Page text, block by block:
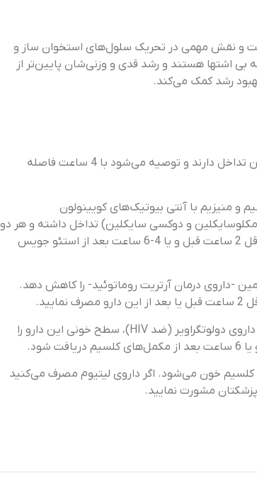
و نقش مهمی در تحریک سلول‌های استخوان ساز و
اشتها هستند و رشد قدی و وزنی‌شان پایین‌تر از
رشد کمک می‌کند.
لووتیروکسین: مکمل‌های حاوی کلسیم با جذب لووتیروکسین تداخل دارند و توصیه می‌شود با 4 ساعت فاصله
منیزیم با آنتی بیوتیک‌های کویینولون
و دوکسی سایکلین) تداخل داشته و هر دو
جذب یکدیگر را کاهش می‌دهند. این آنتی بیوتیک‌ها را حداقل 2 ساعت قبل و یا 4-6 ساعت بعد از استئو جویس
-داروی درمان آرتریت روماتوئید- را کاهش دهد.
دولوتگراویر (Dolutegravir): مصرف همزمان مکمل کلسیم و داروی دولوتگراویر (ضد HIV)، سطح خونی این دارو را
خون می‌شود. اگر داروی لیتیوم مصرف می‌کنید
مشورت نمایید.